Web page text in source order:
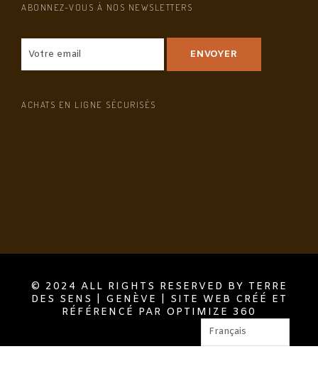
ABONNEZ-VOUS À NOS NEWSLETTERS
ACHATS EN LIGNE SÉCURISÉS
© 2024 ALL RIGHTS RESERVED BY TERRE
DES SENS | GENÈVE | SITE WEB CRÉÉ ET
RÉFÉRENCÉ PAR OPTIMIZE 360
Français